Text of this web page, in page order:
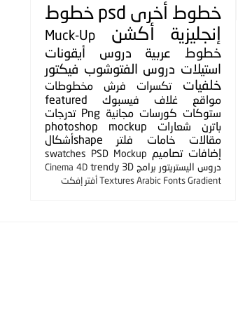
خطوط أخرى psd خطوط
إنجليزية
أكشن
Muck-Up
خطوط عربية
دروس
أيقونات
استيلات دروس الفتوشوب فيكتور
خلفيات
تكسرات فرش
مخطوطات
مواقع
غلاف فيسبوك
featured
ستوكات كورسات مجانية Png تدرجات
باترن
شعارات
photoshop mockup
مقالات
خامات فلتر
shapeأشكال
إضافات تصاميم PSD Mockup
swatches
دروس اليستريتور برامج 3D
trendy
Cinema 4D
Gradient
Arabic Fonts
Texturesأفتر إفكت